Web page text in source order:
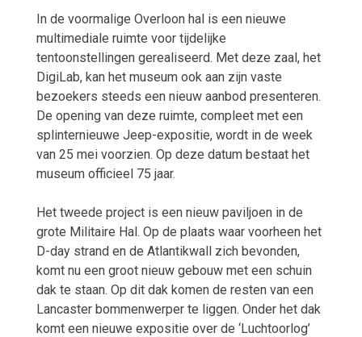
In de voormalige Overloon hal is een nieuwe
multimediale ruimte voor tijdelijke
tentoonstellingen gerealiseerd. Met deze zaal, het
DigiLab, kan het museum ook aan zijn vaste
bezoekers steeds een nieuw aanbod presenteren.
De opening van deze ruimte, compleet met een
splinternieuwe Jeep-expositie, wordt in de week
van 25 mei voorzien. Op deze datum bestaat het
museum officieel 75 jaar.
Het tweede project is een nieuw paviljoen in de
grote Militaire Hal. Op de plaats waar voorheen het
D-day strand en de Atlantikwall zich bevonden,
komt nu een groot nieuw gebouw met een schuin
dak te staan. Op dit dak komen de resten van een
Lancaster bommenwerper te liggen. Onder het dak
komt een nieuwe expositie over de ‘Luchtoorlog’